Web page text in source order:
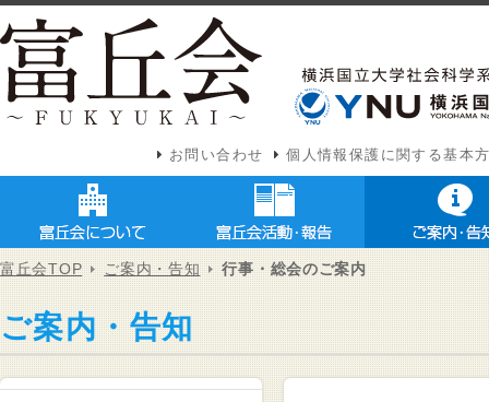
お問い合わせ 個人情報保護に関する基本
富丘会TOP ご案内・告知 行事・総会のご案内
ご案内・告知